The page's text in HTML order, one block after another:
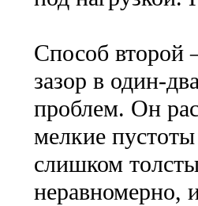
Способ второй
зазор в один-
проблем. Он
мелкие
слишком
неравномерно,